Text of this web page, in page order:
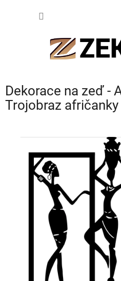
Dekorace na zeď -
Trojobraz afričanky